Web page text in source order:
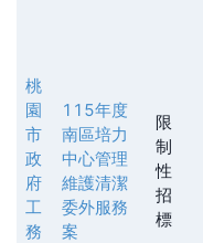
桃
園
市
政
府
工
務
115年度
南區培力
中心管理
維護清潔
委外服務
案
限
制
性
招
標